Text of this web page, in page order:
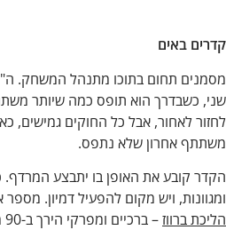
קדרים באים
מסמנים תחום בתוכו מתנהל המשחק.
שני, כשבדרך הוא תופס כמה שיותר
לחזור לאחור, אבל כל החוקים גמישים,
משתתף אחרון שלא נתפס.
הקדר קובע את האופן בו יתבצע
ומגוונות, ויש מקום להפעיל דמיון.
הליכת ברווז